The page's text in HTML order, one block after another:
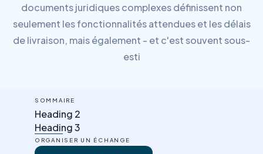
documents juridiques complexes définissent non
seulement les fonctionnalités attendues et les délais
de livraison, mais également - et c'est souvent sous-
esti
SOMMAIRE
Heading 2
Heading 3
ORGANISER UN ÉCHANGE